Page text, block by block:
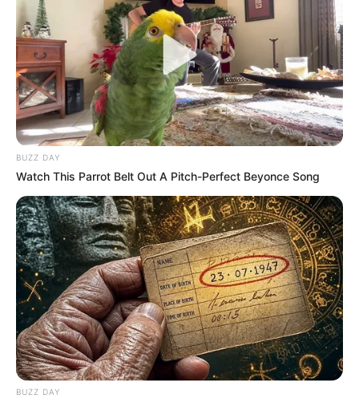
yang berbeda dalam mempromosikan karyanya. Ia lebih memiliki
kanal YouTube sebagai sarana promosi lagu barunya.
TAGS PENYANYI REZA DARMAWANGSA SELEBRITI INDONESIA YOUTUBER
BUZZ DAY
Watch This Parrot Belt Out A Pitch-Perfect Beyonce Song
BUZZ DAY